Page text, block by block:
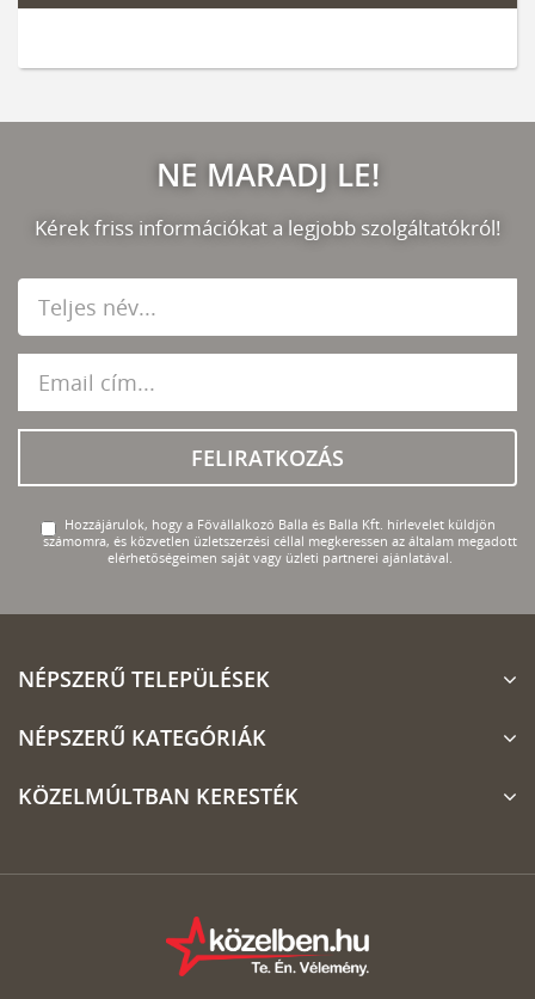
NE MARADJ LE!
Kérek friss információkat a legjobb szolgáltatókról!
FELIRATKOZÁS
Hozzájárulok, hogy a Fővállalkozó Balla és Balla Kft. hírlevelet küldjön
számomra, és közvetlen üzletszerzési céllal megkeressen az általam megadott
elérhetőségeimen saját vagy üzleti partnerei ajánlatával.
NÉPSZERŰ TELEPÜLÉSEK
NÉPSZERŰ KATEGÓRIÁK
KÖZELMÚLTBAN KERESTÉK